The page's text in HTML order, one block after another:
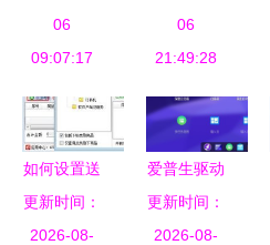
度解读
06
09:07:17
安全获取软
件的正确方
06
21:49:28
如何设置送
货单软件实
现按商品类
更新时间：
2026-08-
爱普生驱动
成功适配国
产操作系
更新时间：
2026-08-